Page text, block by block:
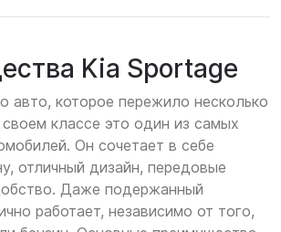
Kia Sportage
авто, которое пережило несколько
классе это один из самых
Он сочетает в себе
отличный дизайн, передовые
Даже подержанный
работает, независимо от того,